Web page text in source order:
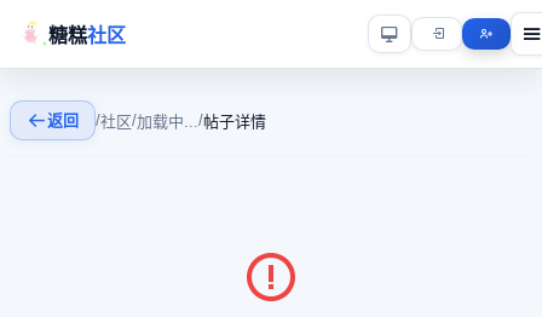
糖糕社区
返回 /社区/加载中.../帖子详情